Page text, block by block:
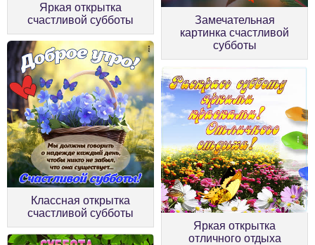
Яркая открытка
счастливой субботы
Замечательная
картинка счастливой
субботы
Классная открытка
счастливой субботы
Яркая открытка
отличного отдыха